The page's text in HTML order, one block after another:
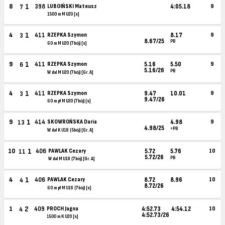
8 7 1 398 LUBOIŃSKI Mateusz
1500 m M U20 [s]
4:05.18 9
4 3 1 411 RZEPKA Szymon
60 m M U20 (7bój) [s] 8.67/25
8.17
PB
9
9 6 1 411 RZEPKA Szymon
W dal M U20 (7bój) [Gr. A]
5.16
5.16/26
5.50
PB
9
4 3 1 411 RZEPKA Szymon
60 m pł M U20 (7bój) [s]
9.47
9.47/26
10.01 9
9 13 1 414 SKOWROŃSKA Daria
W dal K U18 (5bój) [Gr. A] 4.98/25
4.98
=PB
9
10 11 1 406 PAWLAK Cezary
W dal M U18 (7bój) [Gr. A]
5.72
5.72/26
5.76
PB
10
4 4 1 406 PAWLAK Cezary
60 m pł M U18 (7bój) [s]
8.72
8.72/26
8.96 10
1 4 2 409 PROCH Jagna
1500 m K U20 [s]
4:52.73
4:52.73/26
4:54.12 10